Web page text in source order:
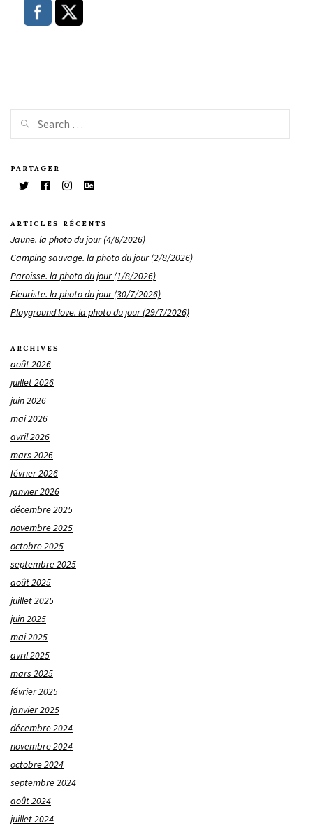
PARTAGER
ARTICLES RÉCENTS
Jaune. la photo du jour (4/8/2026)
Camping sauvage. la photo du jour (2/8/2026)
Paroisse. la photo du jour (1/8/2026)
Fleuriste. la photo du jour (30/7/2026)
Playground love. la photo du jour (29/7/2026)
ARCHIVES
août 2026
juillet 2026
juin 2026
mai 2026
avril 2026
mars 2026
février 2026
janvier 2026
décembre 2025
novembre 2025
octobre 2025
septembre 2025
août 2025
juillet 2025
juin 2025
mai 2025
avril 2025
mars 2025
février 2025
janvier 2025
décembre 2024
novembre 2024
octobre 2024
septembre 2024
août 2024
juillet 2024